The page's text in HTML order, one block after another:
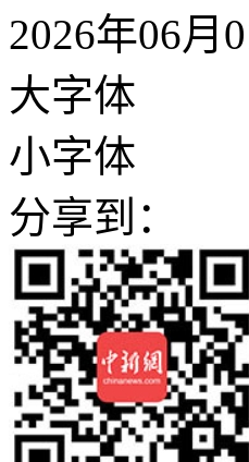
2026年06
大字体
小字体
分享到：